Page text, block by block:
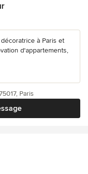
à Paris et
d'appartements,
Paris